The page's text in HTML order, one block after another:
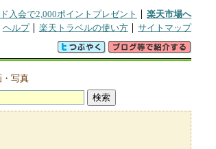
入会で2,000ポイントプレゼント
楽天市場へ
ヘルプ 楽天トラベルの使い方 サイトマップ
・写真